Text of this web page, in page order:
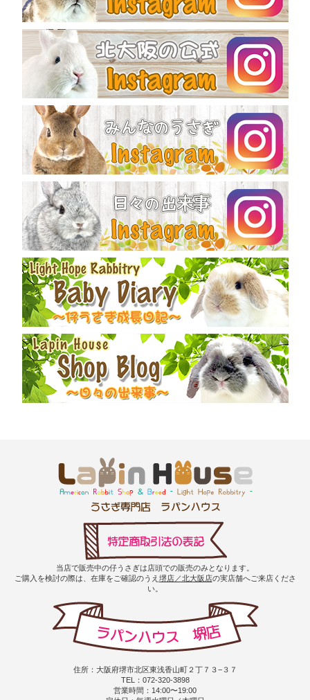
当店で販売中の仔うさぎは店頭での販売のみとなります。
ご購入を検討の際は、在庫をご確認のうえ 堺店／北大阪店の実店舗へご来店くださ
い。
住所：大阪府堺市北区東浅香山町２丁７３−３７
TEL：072-320-3898
営業時間：14:00〜19:00